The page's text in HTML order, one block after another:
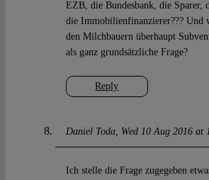
Reply
EZB, die Bundesbank, die Sparer,
die Immobilienfinanzierer??? Und
den Milchbauern überhaupt
als ganz grundsätzliche Frage?
Daniel Toda Wed 10 Aug 2016 at
Ich stelle die Frage zugegeben